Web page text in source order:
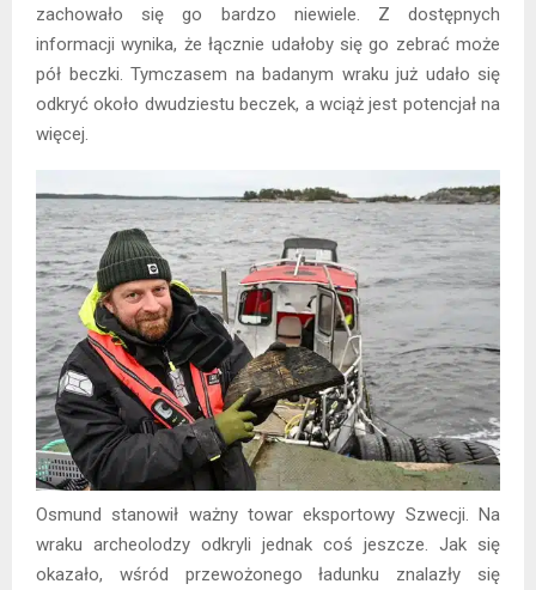
zachowało się go bardzo niewiele. Z dostępnych
informacji wynika, że łącznie udałoby się go zebrać może
pół beczki. Tymczasem na badanym wraku już udało się
odkryć około dwudziestu beczek, a wciąż jest potencjał na
więcej.
Osmund stanowił ważny towar eksportowy Szwecji. Na
wraku archeolodzy odkryli jednak coś jeszcze. Jak się
okazało, wśród przewożonego ładunku znalazły się